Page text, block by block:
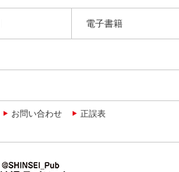
電子書籍
お問い合わせ
正誤表